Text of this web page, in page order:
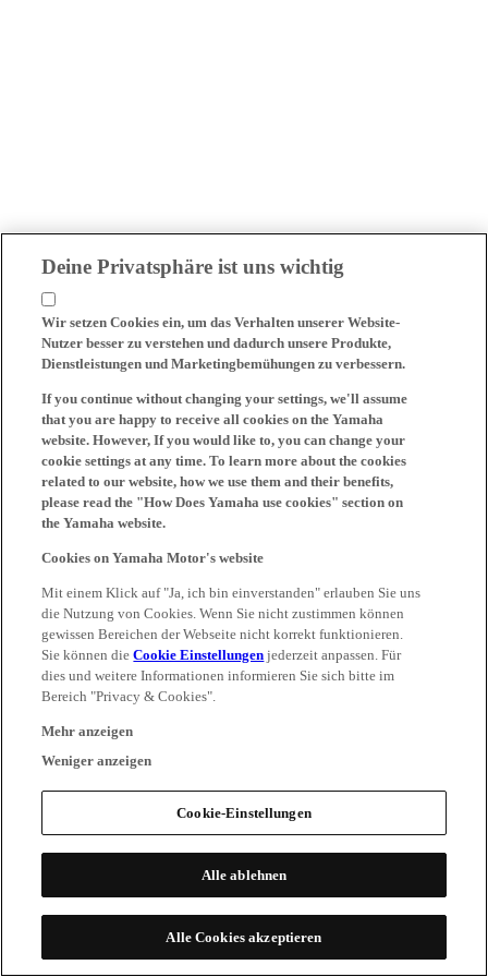
Deine Privatsphäre ist uns wichtig
Wir setzen Cookies ein, um das Verhalten unserer Website-
Nutzer besser zu verstehen und dadurch unsere Produkte,
Dienstleistungen und Marketingbemühungen zu verbessern.
If you continue without changing your settings, we'll assume
that you are happy to receive all cookies on the Yamaha
website. However, If you would like to, you can change your
cookie settings at any time. To learn more about the cookies
related to our website, how we use them and their benefits,
please read the "How Does Yamaha use cookies" section on
the Yamaha website.
Cookies on Yamaha Motor's website
Mit einem Klick auf "Ja, ich bin einverstanden" erlauben Sie uns
die Nutzung von Cookies. Wenn Sie nicht zustimmen können
gewissen Bereichen der Webseite nicht korrekt funktionieren.
Sie können dieCookie Einstellungen jederzeit anpassen. Für
dies und weitere Informationen informieren Sie sich bitte im
Bereich "Privacy & Cookies".
Mehr anzeigen
Weniger anzeigen
Cookie-Einstellungen
Alle ablehnen
Alle Cookies akzeptieren